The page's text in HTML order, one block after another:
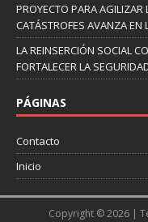
PROYECTO PARA AGILIZAR
CATÁSTROFES AVANZA
LA REINSERCIÓN SOCIAL
FORTALECER LA
PÁGINAS
Contacto
Inicio
Copyright © 2026 |